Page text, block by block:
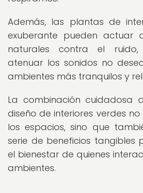
Además, las plantas de
exuberante pueden actuar
naturales contra el
atenuar los sonidos no
ambientes más tranquilos y
La combinación cuidadosa
diseño de interiores verdes
los espacios, sino que
serie de beneficios tangibles
el bienestar de quienes
ambientes.